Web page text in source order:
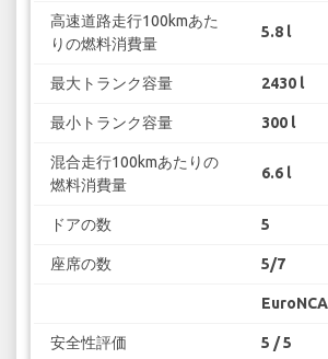
高速道路走行100kmあた
りの燃料消費量
5.8 l
最大トランク容量 2430 l
最小トランク容量 300 l
混合走行100kmあたりの
燃料消費量
6.6 l
ドアの数 5
座席の数 5/7
安全性評価 5 / 5